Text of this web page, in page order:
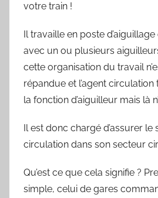
a
r
d
votre train !
Il travaille en poste
avec un ou plusieurs
cette organisation du travail
répandue et l’agent
la fonction d’aiguilleur mais là
Il est donc chargé d’assurer le
circulation dans son secteur
Qu’est ce que cela signifie ?
simple, celui de gares